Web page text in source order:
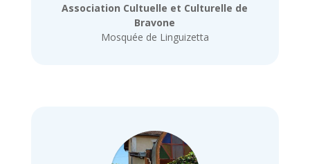
Association Cultuelle et Culturelle de
Bravone
Mosquée de Linguizetta